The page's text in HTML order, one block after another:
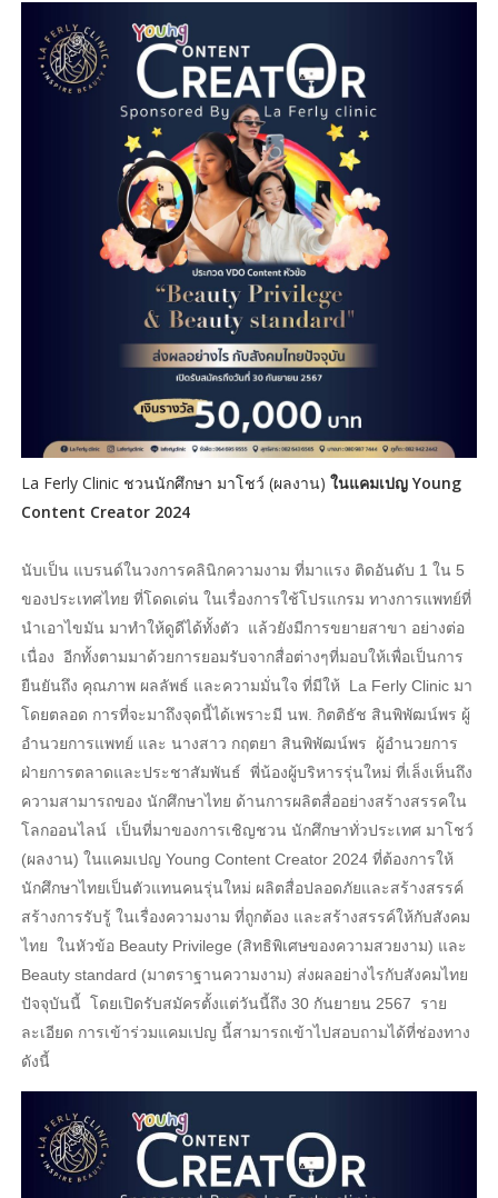
La Ferly Clinic ชวนนักศึกษา มาโชว์ (ผลงาน) ในแคมเปญ Young
Content Creator 2024
นับเป็น แบรนด์ในวงการคลินิกความงาม ที่มาแรง ติดอันดับ 1 ใน 5
ของประเทศไทย ที่โดดเด่น ในเรื่องการใช้โปรแกรม ทางการแพทย์ที่
นำเอาไขมัน มาทำให้ดูดีได้ทั้งตัว แล้วยังมีการขยายสาขา อย่างต่อ
เนื่อง อีกทั้งตามมาด้วยการยอมรับจากสื่อต่างๆที่มอบให้เพื่อเป็นการ
ยืนยันถึง คุณภาพ ผลลัพธ์ และความมั่นใจ ที่มีให้ La Ferly Clinic มา
โดยตลอด การที่จะมาถึงจุดนี้ได้เพราะมี นพ. กิตติธัช สินพิพัฒน์พร ผู้
อำนวยการแพทย์ และ นางสาว กฤตยา สินพิพัฒน์พร ผู้อำนวยการ
ฝ่ายการตลาดและประชาสัมพันธ์ พี่น้องผู้บริหารรุ่นใหม่ ที่เล็งเห็นถึง
ความสามารถของ นักศึกษาไทย ด้านการผลิตสื่ออย่างสร้างสรรคใน
โลกออนไลน์ เป็นที่มาของการเชิญชวน นักศึกษาทั่วประเทศ มาโชว์
(ผลงาน) ในแคมเปญ Young Content Creator 2024 ที่ต้องการให้
นักศึกษาไทยเป็นตัวแทนคนรุ่นใหม่ ผลิตสื่อปลอดภัยและสร้างสรรค์
สร้างการรับรู้ ในเรื่องความงาม ที่ถูกต้อง และสร้างสรรค์ให้กับสังคม
ไทย ในหัวข้อ Beauty Privilege (สิทธิพิเศษของความสวยงาม) และ
Beauty standard (มาตราฐานความงาม) ส่งผลอย่างไรกับสังคมไทย
ปัจจุบันนี้ โดยเปิดรับสมัครตั้งแต่วันนี้ถึง 30 กันยายน 2567 ราย
ละเอียด การเข้าร่วมแคมเปญ นี้สามารถเข้าไปสอบถามได้ที่ช่องทาง
ดังนี้